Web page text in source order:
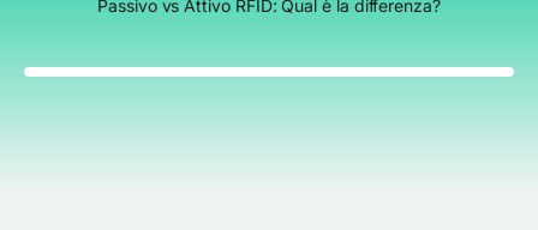
Passivo vs Attivo RFID: Qual è la differenza?